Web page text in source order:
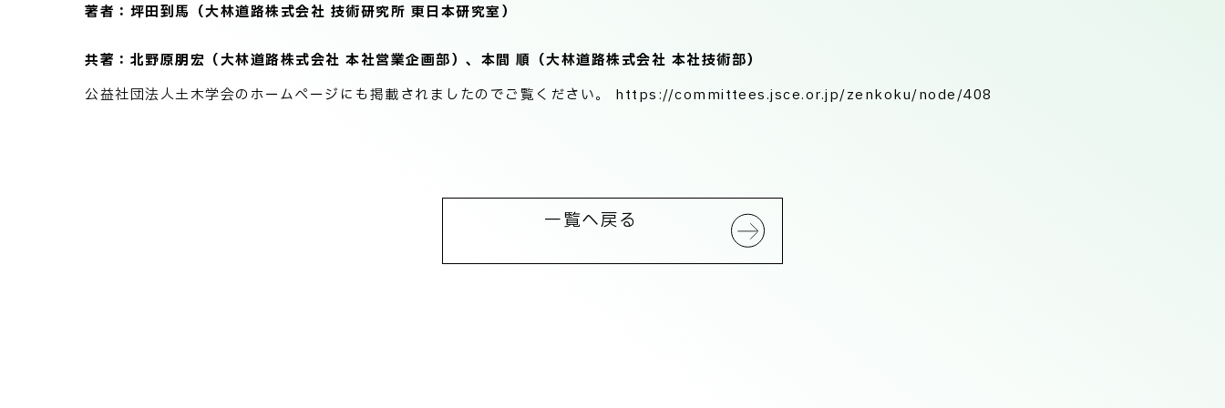
著者：坪田到馬（大林道路株式会社 技術研究所 東日本研究室）
共著：北野原朋宏（大林道路株式会社 本社営業企画部）、本間 順（大林道路株式会社 本社技術部）
公益社団法人土木学会のホームページにも掲載されましたのでご覧ください。 https://committees.jsce.or.jp/zenkoku/node/408
一覧へ戻る